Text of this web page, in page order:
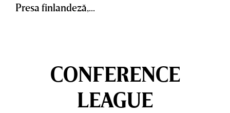
Presa finlandeză,...
CONFERENCE
LEAGUE